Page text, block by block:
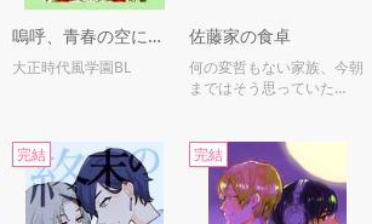
嗚呼、青春の空に踊れ！
大正時代風学園BL
佐藤家の食卓
何の変哲もない家族、今朝
まではそう思っていた…
完結 完結